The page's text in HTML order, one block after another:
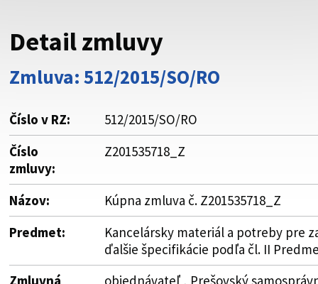
Buďte pozorní a vždy sa uistite, že zdieľate informácie iba
cez zabezpečenú webovú stránku. Zabezpečená stránka
vždy začína https:// pred názvom domény webového sídla.
Detail zmluvy
Zmluva: 512/2015/SO/RO
Číslo v RZ:
512/2015/SO/RO
Číslo
zmluvy:
Z201535718_Z
Názov:
Kúpna zmluva č. Z201535718_Z
Predmet:
Kancelársky materiál a potreby pre
ďalšie špecifikácie podľa čl. II
Zmluvná
objednávateľ , Prešovský